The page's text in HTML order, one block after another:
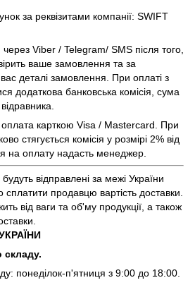
за реквізитами компанії: SWIFT
через Viber / Telegram/ SMS після того,
ваше замовлення та за
вас деталі замовлення. При оплаті з
додаткова банковська комісія, сума
карткою Visa / Mastercard. При
стягується комісія у розмірі 2% від
на оплату надасть менеджер.
відправлені за межі України
продавцю вартість доставки.
від ваги та об'му продукції, а також
складу.
понеділок-п'ятниця з 9:00 до 18:00.